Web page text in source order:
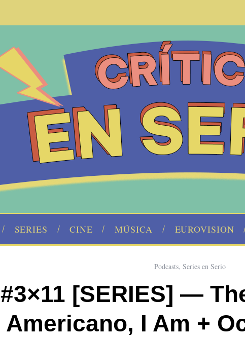
SERIES CINE MÚSICA EUROVISION
Podcasts, Series en Serio
#3×11 [SERIES] —
Americano, I Am +